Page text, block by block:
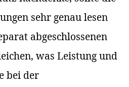
sehr genau lesen
abgeschlossenen
was Leistung und
bei der